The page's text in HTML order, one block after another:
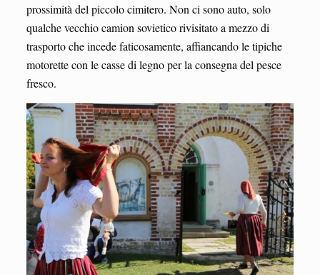
prossimità del piccolo cimitero. Non ci sono auto, solo
qualche vecchio camion sovietico rivisitato a mezzo di
trasporto che incede faticosamente, affiancando le tipiche
motorette con le casse di legno per la consegna del pesce
fresco.